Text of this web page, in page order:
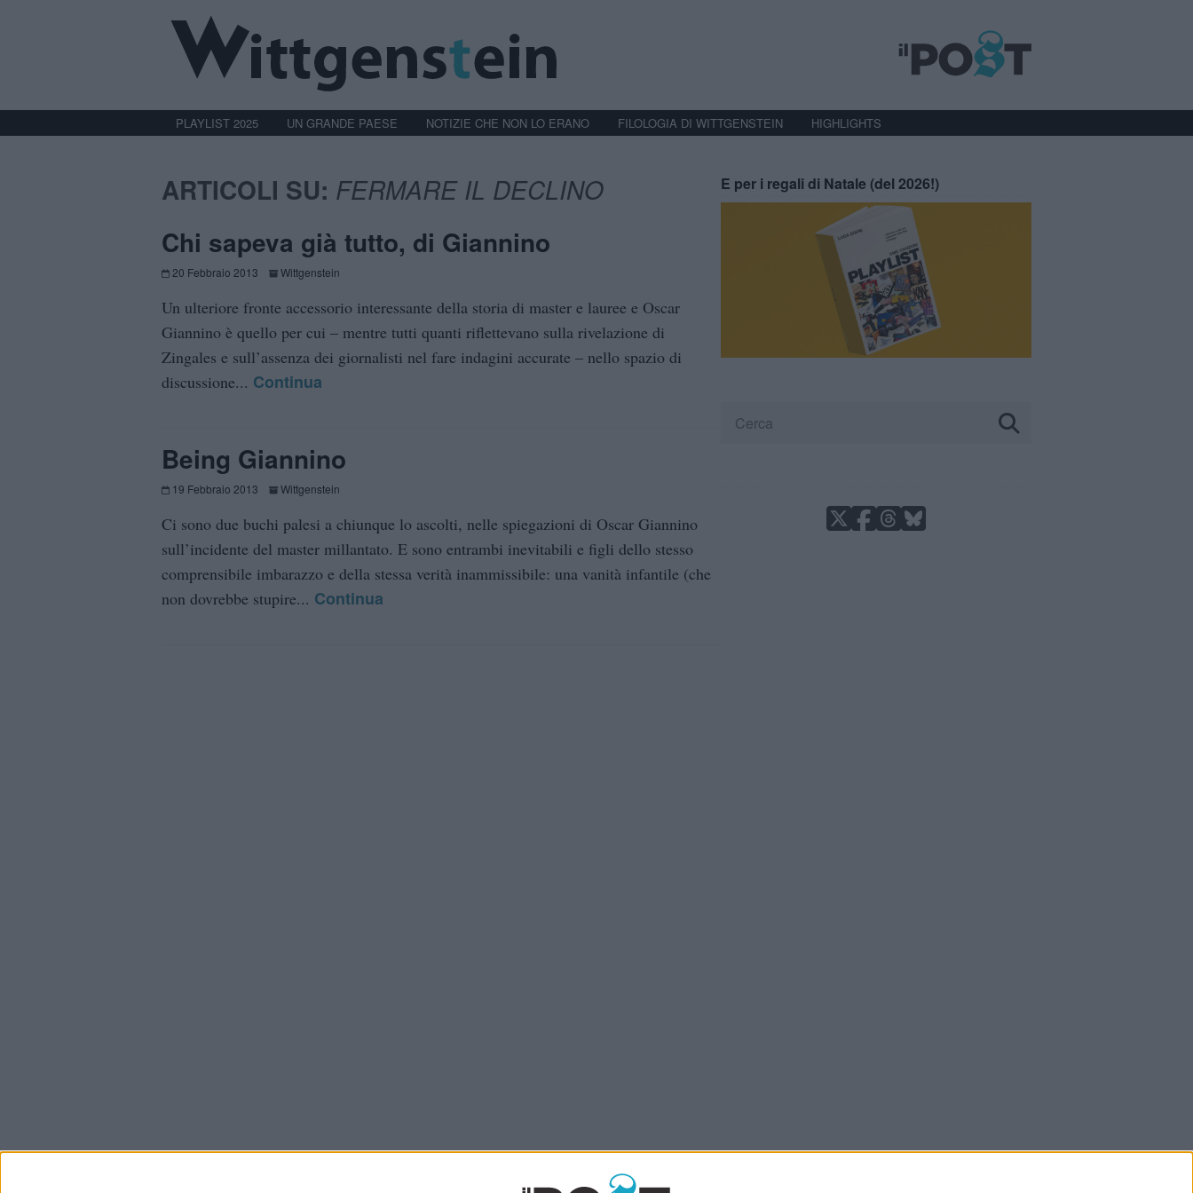
PLAYLIST 2025 UN GRANDE PAESE NOTIZIE CHE NON LO ERANO FILOLOGIA DI WITTGENSTEIN HIGHLIGHTS
ARTICOLI SU: FERMARE IL DECLINO
Chi sapeva già tutto, di Giannino
20 Febbraio 2013 Wittgenstein
Un ulteriore fronte accessorio interessante della storia di master e lauree e Oscar
Giannino è quello per cui – mentre tutti quanti riflettevano sulla rivelazione di
Zingales e sull’assenza dei giornalisti nel fare indagini accurate – nello spazio di
discussione... Continua
Being Giannino
19 Febbraio 2013 Wittgenstein
Ci sono due buchi palesi a chiunque lo ascolti, nelle spiegazioni di Oscar Giannino
sull’incidente del master millantato. E sono entrambi inevitabili e figli dello stesso
comprensibile imbarazzo e della stessa verità inammissibile: una vanità infantile (che
non dovrebbe stupire... Continua
E per i regali di Natale (del 2026!)